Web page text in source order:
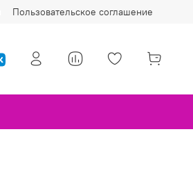
Пользовательское соглашение